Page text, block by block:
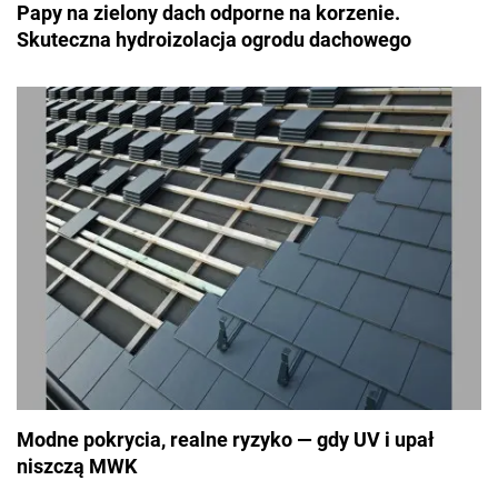
Papy na zielony dach odporne na korzenie.
Skuteczna hydroizolacja ogrodu dachowego
Modne pokrycia, realne ryzyko — gdy UV i upał
niszczą MWK